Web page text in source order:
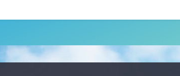
%1.44
13.887 %64